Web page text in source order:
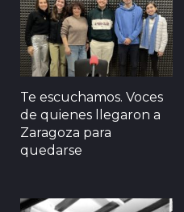
Te escuchamos. Voces
de quienes llegaron a
Zaragoza para
quedarse